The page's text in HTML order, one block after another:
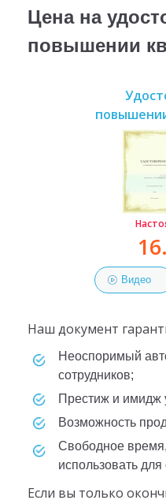
Цена на
повышении
Видео
Наш документ
неоспоримый авторитет среди
сотрудников;
престиж и имидж
возможность
свободное время, которое можно
использовать для
Если вы только